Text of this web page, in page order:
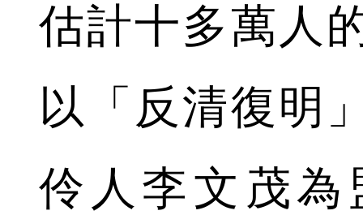
估計十多萬人
以「反清復明
伶人李文茂為